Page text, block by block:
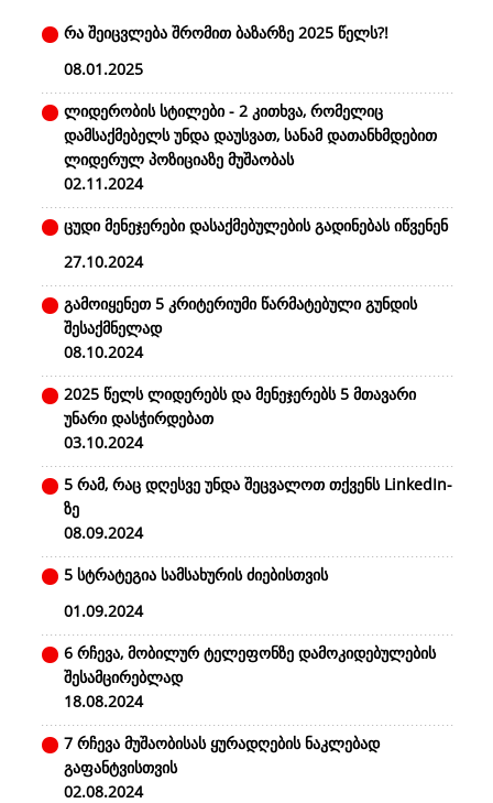
რა შეიცვლება შრომით ბაზარზე 2025 წელს?!
08.01.2025
ლიდერობის სტილები - 2 კითხვა, რომელიც
დამსაქმებელს უნდა დაუსვათ, სანამ დათანხმდებით
ლიდერულ პოზიციაზე მუშაობას
02.11.2024
ცუდი მენეჯერები დასაქმებულების გადინებას იწვენენ
27.10.2024
გამოიყენეთ 5 კრიტერიუმი წარმატებული გუნდის
შესაქმნელად
08.10.2024
2025 წელს ლიდერებს და მენეჯერებს 5 მთავარი
უნარი დასჭირდებათ
03.10.2024
5 რამ, რაც დღესვე უნდა შეცვალოთ თქვენს LinkedIn-
ზე
08.09.2024
5 სტრატეგია სამსახურის ძიებისთვის
01.09.2024
6 რჩევა, მობილურ ტელეფონზე დამოკიდებულების
შესამცირებლად
18.08.2024
7 რჩევა მუშაობისას ყურადღების ნაკლებად
გაფანტვისთვის
02.08.2024